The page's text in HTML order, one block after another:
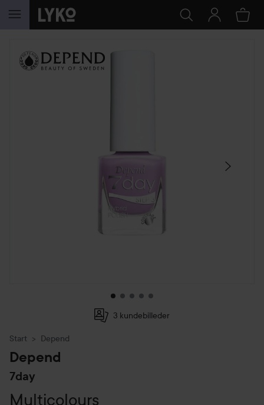
GÅ TIL INDHOLD
SPRING OVER SEKTIONEN
3 kundebilleder
Start Depend
Depend
7day
Multicolours